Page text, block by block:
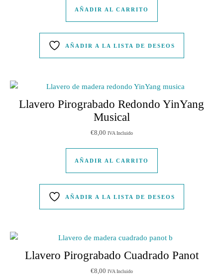
AÑADIR AL CARRITO
AÑADIR A LA LISTA DE DESEOS
Llavero Pirograbado Redondo YinYang
Musical
€8,00 IVA Incluido
AÑADIR AL CARRITO
AÑADIR A LA LISTA DE DESEOS
Llavero Pirograbado Cuadrado Panot
€8,00 IVA Incluido